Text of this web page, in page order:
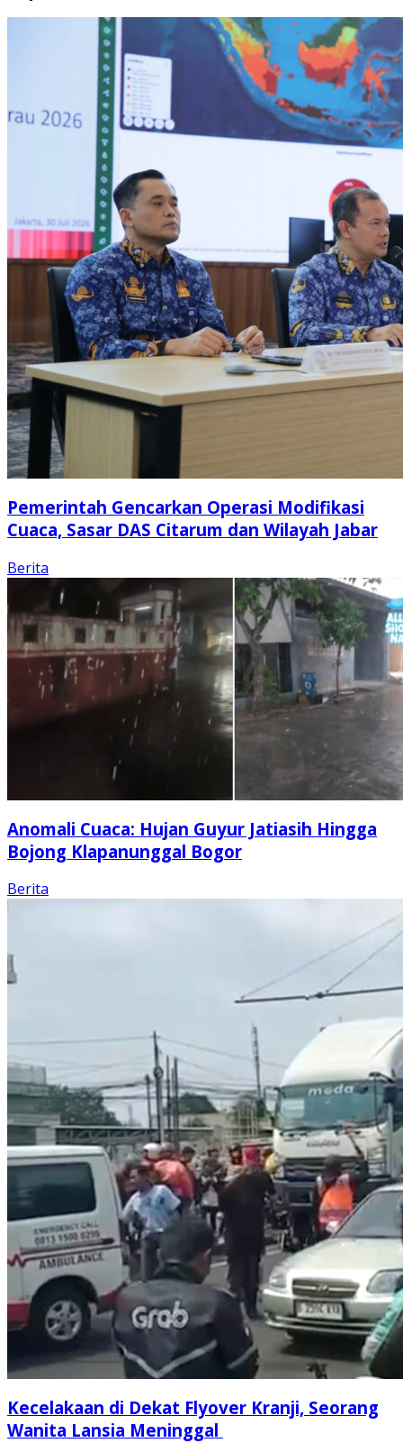
Pemerintah Gencarkan Operasi Modifikasi
Cuaca, Sasar DAS Citarum dan Wilayah Jabar
Berita
Anomali Cuaca: Hujan Guyur Jatiasih Hingga
Bojong Klapanunggal Bogor
Berita
Kecelakaan di Dekat Flyover Kranji, Seorang
Wanita Lansia Meninggal